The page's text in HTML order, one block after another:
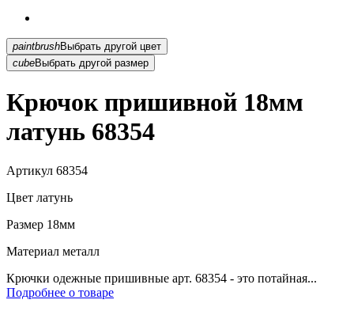
paintbrush
Выбрать другой цвет
cubeВыбрать другой размер
Крючок пришивной 18мм
латунь 68354
Артикул 68354
Цвет латунь
Размер 18мм
Материал металл
Крючки одежные пришивные арт. 68354 - это потайная...
Подробнее о товаре